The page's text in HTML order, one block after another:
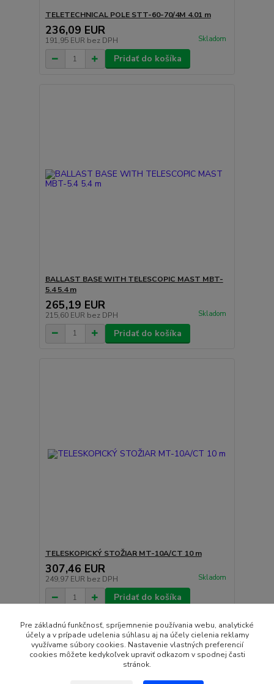
TELETECHNICAL POLE STT-60-70/4M 4.01 m
236,09 EUR
191,95 EUR bez DPH Skladom
Pridať do košíka
BALLAST BASE WITH TELESCOPIC MAST MBT-
5.4 5.4 m
265,19 EUR
215,60 EUR bez DPH Skladom
Pridať do košíka
TELESKOPICKÝ STOŽIAR MT-10A/CT 10 m
307,46 EUR
249,97 EUR bez DPH Skladom
Pridať do košíka
strana z 1
Pre základnú funkčnosť, spríjemnenie používania webu, analytické
účely a v prípade udelenia súhlasu aj na účely cielenia reklamy
využívame súbory cookies. Nastavenie vlastných preferencií
cookies môžete kedykoľvek upraviť odkazom v spodnej časti
stránok.